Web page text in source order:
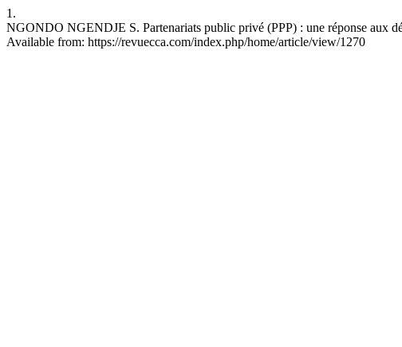
1.
NGONDO NGENDJE S. Partenariats public privé (PPP) : une réponse aux
Available from: https://revuecca.com/index.php/home/article/view/1270